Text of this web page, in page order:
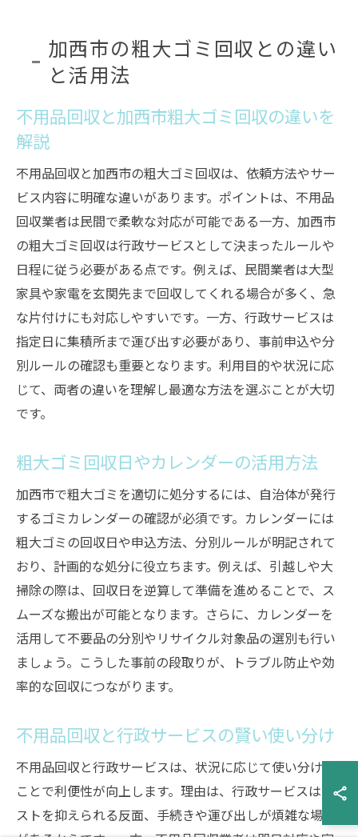
加西市の粗大ゴミ回収との違い
と活用法
不用品回収と加西市粗大ゴミ回収の違いを
解説
不用品回収と加西市の粗大ゴミ回収は、依頼方法やサー
ビス内容に明確な違いがあります。ポイントは、不用品
回収業者は民間で柔軟な対応が可能である一方、加西市
の粗大ゴミ回収は行政サービスとして決まったルールや
日程に従う必要がある点です。例えば、民間業者は大型
家具や家電を玄関先まで回収してくれる場合が多く、急
な片付けにも対応しやすいです。一方、行政サービスは
指定日に集積所まで運び出す必要があり、事前申込や分
別ルールの確認も重要となります。利用目的や状況に応
じて、両者の違いを理解し最適な方法を選ぶことが大切
です。
粗大ゴミ回収日やカレンダーの活用方法
加西市で粗大ゴミを適切に処分するには、自治体が発行
するゴミカレンダーの確認が必須です。カレンダーには
粗大ゴミの回収日や申込方法、分別ルールが明記されて
おり、計画的な処分に役立ちます。例えば、引越しや大
掃除の際は、回収日を逆算して準備を進めることで、ス
ムーズな搬出が可能となります。さらに、カレンダーを
活用して不要品の分別やリサイクル対象品の選別も行い
ましょう。こうした事前の段取りが、トラブル防止や効
率的な回収につながります。
不用品回収と行政サービスの賢い使い分け
不用品回収と行政サービスは、状況に応じて使い分ける
ことで利便性が向上します。理由は、行政サービスはコ
ストを抑えられる反面、手続きや運び出しが煩雑な場合